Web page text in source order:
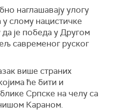
наглашавају улогу
у слому нацистичке
је победа у Другом
савременог руског
више страних
ће бити и
Српске на челу са
Караном.